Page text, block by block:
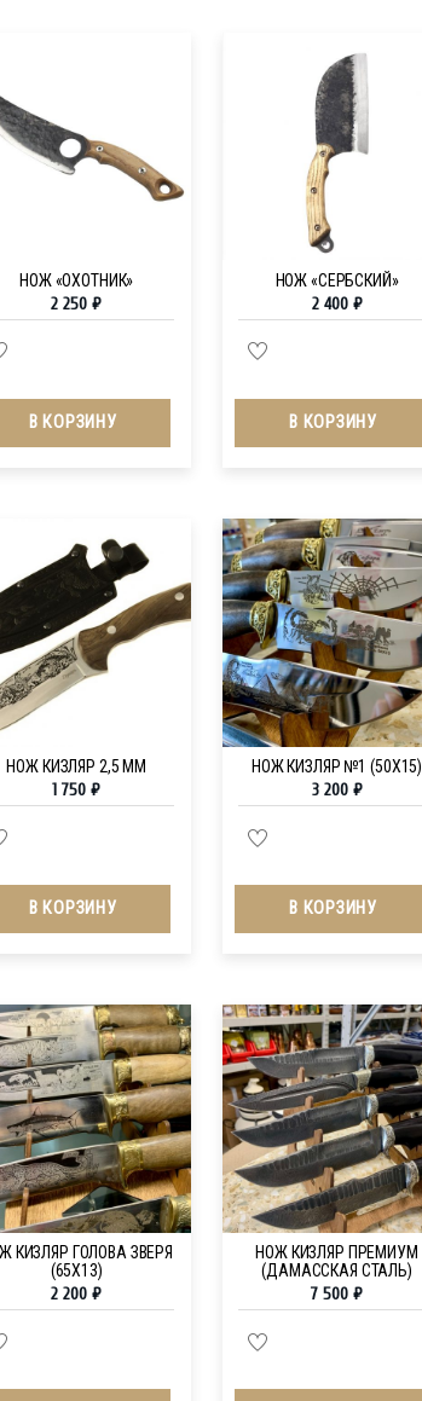
НОЖ «ОХОТНИК»
2 250₽
В КОРЗИНУ
НОЖ «СЕРБСКИЙ»
2 400 ₽
В КОРЗИНУ
НОЖ КИЗЛЯР 2,5 ММ
1 750₽
В КОРЗИНУ
НОЖ КИЗЛЯР №1 (50Х15)
3 200 ₽
В КОРЗИНУ
КИЗЛЯР ГОЛОВА ЗВЕРЯ
(65Х13)
2 200₽
НОЖ КИЗЛЯР ПРЕМИУМ
(ДАМАССКАЯ СТАЛЬ)
7 500₽